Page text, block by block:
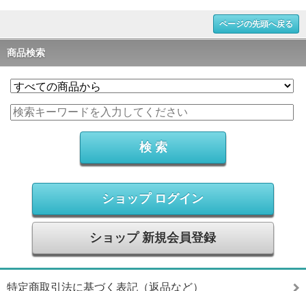
ページの先頭へ戻る
商品検索
ショップ ログイン
ショップ 新規会員登録
特定商取引法に基づく表記（返品など）